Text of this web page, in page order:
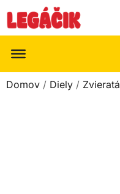
Domov / Diely / Zvieratá